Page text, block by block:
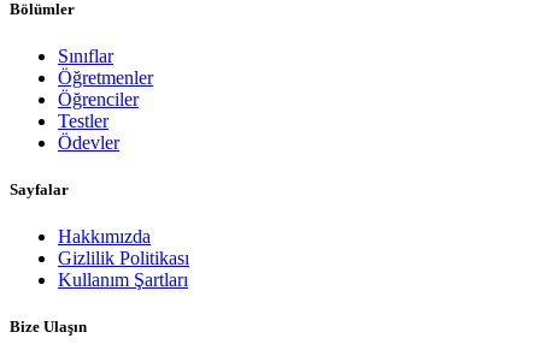
Bölümler
Sınıflar
Öğretmenler
Öğrenciler
Testler
Ödevler
Sayfalar
Hakkımızda
Gizlilik Politikası
Kullanım Şartları
Bize Ulaşın